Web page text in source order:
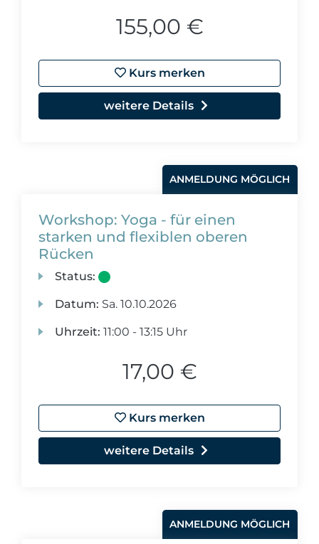
155,00 €
Kurs merken
weitere Details
ANMELDUNG MÖGLICH
Workshop: Yoga - für einen
starken und flexiblen oberen
Rücken
Status:
Datum: Sa. 10.10.2026
Uhrzeit: 11:00 - 13:15 Uhr
17,00 €
Kurs merken
weitere Details
ANMELDUNG MÖGLICH